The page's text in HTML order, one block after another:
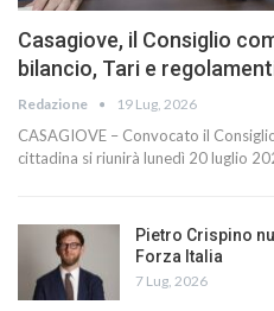
Casagiove, il Consiglio
bilancio, Tari e
Redazione 19 Lug, 2026
CASAGIOVE – Convocato il
cittadina si riunirà lunedì 20 luglio
Pietro Crispino
Forza Italia
7 Lug, 2026